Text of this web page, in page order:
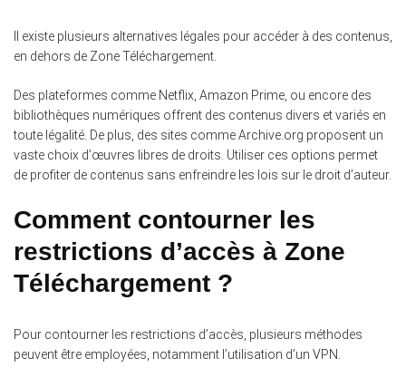
Il existe plusieurs alternatives légales pour accéder à des contenus,
en dehors de Zone Téléchargement.
Des plateformes comme Netflix, Amazon Prime, ou encore des
bibliothèques numériques offrent des contenus divers et variés en
toute légalité. De plus, des sites comme Archive.org proposent un
vaste choix d’œuvres libres de droits. Utiliser ces options permet
de profiter de contenus sans enfreindre les lois sur le droit d’auteur.
Comment contourner les
restrictions d’accès à Zone
Téléchargement ?
Pour contourner les restrictions d’accès, plusieurs méthodes
peuvent être employées, notamment l’utilisation d’un VPN.